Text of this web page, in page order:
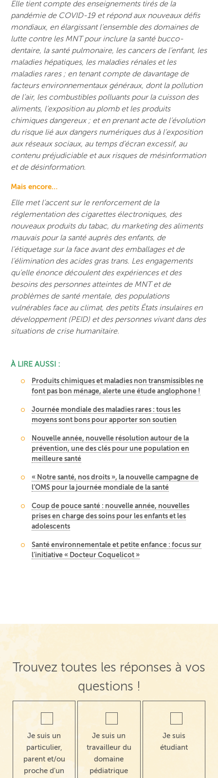
Elle tient compte des enseignements tirés de la
pandémie de COVID-19 et répond aux nouveaux défis
mondiaux, en élargissant l’ensemble des domaines de
lutte contre les MNT pour inclure la santé bucco-
dentaire, la santé pulmonaire, les cancers de l’enfant, les
maladies hépatiques, les maladies rénales et les
maladies rares ; en tenant compte de davantage de
facteurs environnementaux généraux, dont la pollution
de l’air, les combustibles polluants pour la cuisson des
aliments, l’exposition au plomb et les produits
chimiques dangereux ; et en prenant acte de l’évolution
du risque lié aux dangers numériques dus à l’exposition
aux réseaux sociaux, au temps d’écran excessif, au
contenu préjudiciable et aux risques de mésinformation
et de désinformation.
Mais encore…
Elle met l’accent sur le renforcement de la
réglementation des cigarettes électroniques, des
nouveaux produits du tabac, du marketing des aliments
mauvais pour la santé auprès des enfants, de
l’étiquetage sur la face avant des emballages et de
l’élimination des acides gras trans. Les engagements
qu’elle énonce découlent des expériences et des
besoins des personnes atteintes de MNT et de
problèmes de santé mentale, des populations
vulnérables face au climat, des petits États insulaires en
développement (PEID) et des personnes vivant dans des
situations de crise humanitaire.
À LIRE AUSSI :
Produits chimiques et maladies non transmissibles ne
font pas bon ménage, alerte une étude anglophone !
Journée mondiale des maladies rares : tous les
moyens sont bons pour apporter son soutien
Nouvelle année, nouvelle résolution autour de la
prévention, une des clés pour une population en
meilleure santé
« Notre santé, nos droits », la nouvelle campagne de
l’OMS pour la journée mondiale de la santé
Coup de pouce santé : nouvelle année, nouvelles
prises en charge des soins pour les enfants et les
adolescents
Santé environnementale et petite enfance : focus sur
l’initiative « Docteur Coquelicot »
Trouvez toutes les réponses à vos
questions !
Je suis un
particulier,
parent et/ou
proche d'un
Je suis un
travailleur du
domaine
pédiatrique
Je suis
étudiant